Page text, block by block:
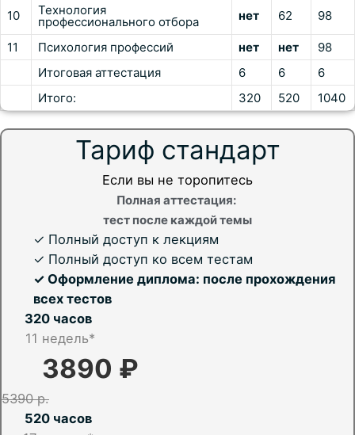
10 Технология
профессионального отбора нет 62 98
11 Психология профессий нет нет
98
Итоговая аттестация
6 6
6
Итого:
320 520 1040
Тариф стандарт
Если вы не торопитесь
Полная аттестация:
тест после каждой темы
✓ Полный доступ к лекциям
✓ Полный доступ ко всем тестам
✓ Оформление диплома: после прохождения
всех тестов
320 часов
11 недель*
3890 ₽
5390 р.
520 часов